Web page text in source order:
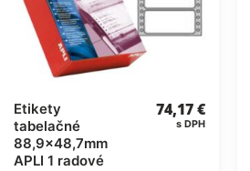
Etikety
tabelačné
88,9×48,7mm
APLI 1 radové
74,17€
s DPH